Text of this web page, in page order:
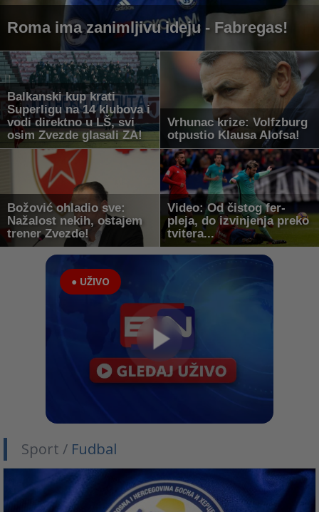
Roma ima zanimljivu ideju - Fabregas!
Balkanski kup krati
Superligu na 14 klubova i
vodi direktno u LŠ, svi
osim Zvezde glasali ZA!
Vrhunac krize: Volfzburg
otpustio Klausa Alofsa!
Božović ohladio sve:
Nažalost nekih, ostajem
trener Zvezde!
Video: Od čistog fer-
pleja, do izvinjenja preko
tvitera...
● UŽIVO
Sport / Fudbal